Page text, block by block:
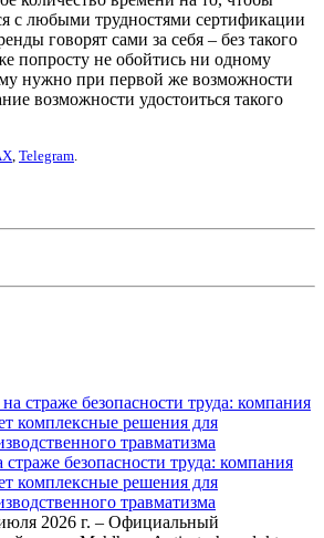
с любыми трудностями сертификации
говорят сами за себя – без такого
попросту не обойтись ни одному
нужно при первой же возможности
возможности удостоиться такого
, Telegram.
безопасности труда: компания
комплексные решения для
травматизма
2026 г. – Официальный